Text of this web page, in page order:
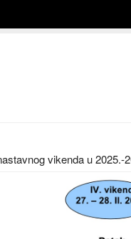
vikenda u 2025.-